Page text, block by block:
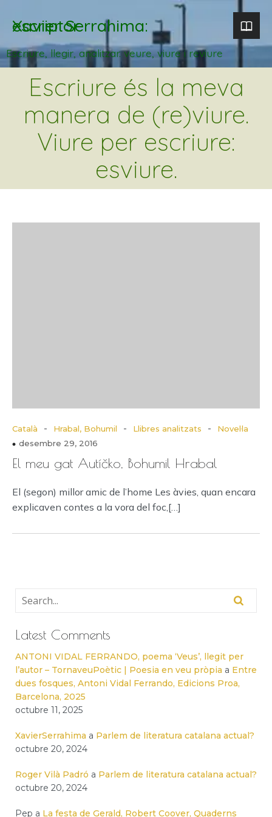
Xavier Serrahima: escriptor
Escriure, llegir, analitzar. veure, viure i reviure
Escriure és la meva
manera de (re)viure.
Viure per escriure:
esviure.
Català - Hrabal, Bohumil - Llibres analitzats -
Novel·la
desembre 29, 2016
El meu gat Autíčko, Bohumil Hrabal
El (segon) millor amic de l’home Les àvies, quan encara
explicaven contes a la vora del foc,[…]
Latest Comments
ANTONI VIDAL FERRANDO, poema ‘Veus’, llegit per
l’autor – TornaveuPoètic | Poesia en veu pròpia a Entre
dues fosques, Antoni Vidal Ferrando, Edicions Proa,
Barcelona, 2025
octubre 11, 2025
XavierSerrahima a Parlem de literatura catalana actual?
octubre 20, 2024
Roger Vilà Padró a Parlem de literatura catalana actual?
octubre 20, 2024
Pep a La festa de Gerald, Robert Coover, Quaderns